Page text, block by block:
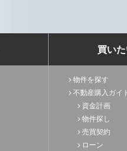
買い
物件を探す
不動産購入ガイ
資金計画
物件探し
売買契約
ローン